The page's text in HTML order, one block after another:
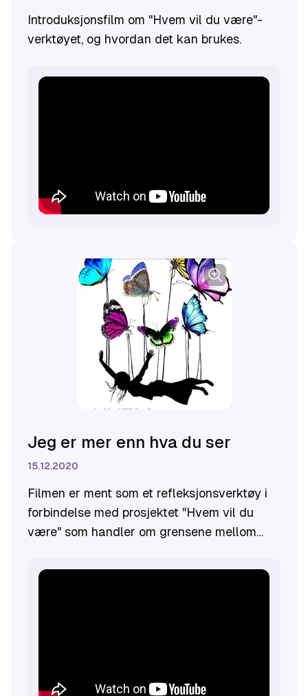
Introduksjonsfilm om "Hvem vil du være"-
verktøyet, og hvordan det kan brukes.
Jeg er mer enn hva du ser
15.12.2020
Filmen er ment som et refleksjonsverktøy i
forbindelse med prosjektet "Hvem vil du
være" som handler om grensene mellom
vi kjent med David og hvilke utfordringer